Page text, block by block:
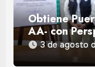
Obtiene
AA- con
3 de agosto